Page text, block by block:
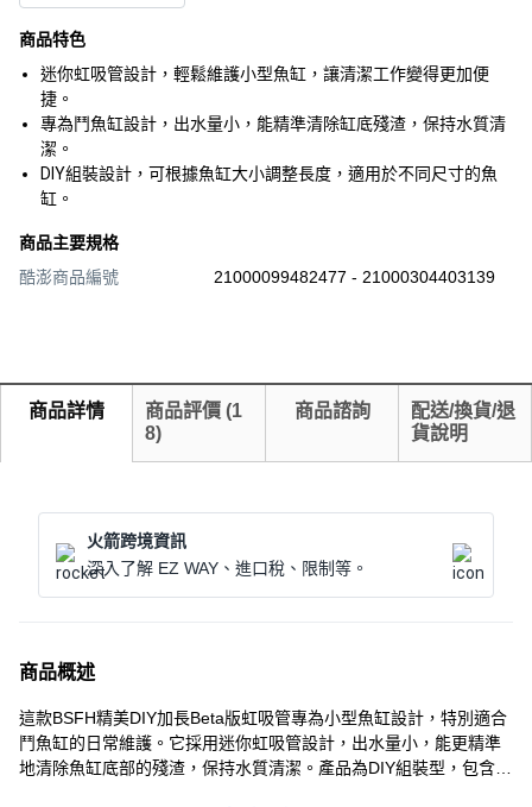
商品特色
迷你虹吸管設計，輕鬆維護小型魚缸，讓清潔工作變得更加便
捷。
專為鬥魚缸設計，出水量小，能精準清除缸底殘渣，保持水質清
潔。
DIY組裝設計，可根據魚缸大小調整長度，適用於不同尺寸的魚
缸。
商品主要規格
酷澎商品編號
21000099482477 - 21000304403139
商品詳情 商品評價 (1
8)
商品諮詢
配送/換貨/退
貨說明
火箭跨境資訊
深入了解 EZ WAY、進口稅、限制等。
商品概述
這款BSFH精美DIY加長Beta版虹吸管專為小型魚缸設計，特別適合
鬥魚缸的日常維護。它採用迷你虹吸管設計，出水量小，能更精準
地清除魚缸底部的殘渣，保持水質清潔。產品為DIY組裝型，包含氣